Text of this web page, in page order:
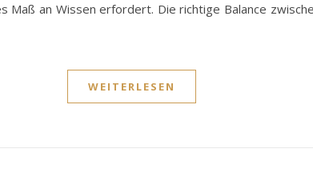
Maß an Wissen erfordert. Die richtige Balance
WEITERLESEN